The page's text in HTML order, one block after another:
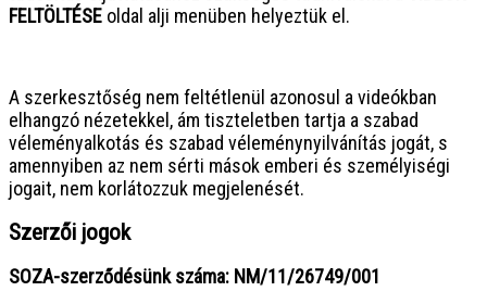
FELTÖLTÉSE oldal alji menüben helyeztük el.
A szerkesztőség nem feltétlenül azonosul a videókban
elhangzó nézetekkel, ám tiszteletben tartja a szabad
véleményalkotás és szabad véleménynyilvánítás jogát, s
amennyiben az nem sérti mások emberi és személyiségi
jogait, nem korlátozzuk megjelenését.
Szerzői jogok
SOZA-szerződésünk száma: NM/11/26749/001